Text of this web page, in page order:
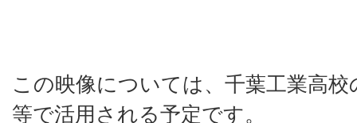
この映像については、千葉工業高
等で活用される予定です。